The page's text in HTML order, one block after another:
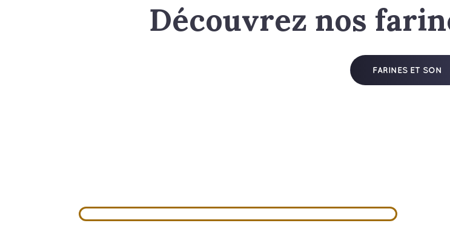
Découvrez nos
FARINES ET SON